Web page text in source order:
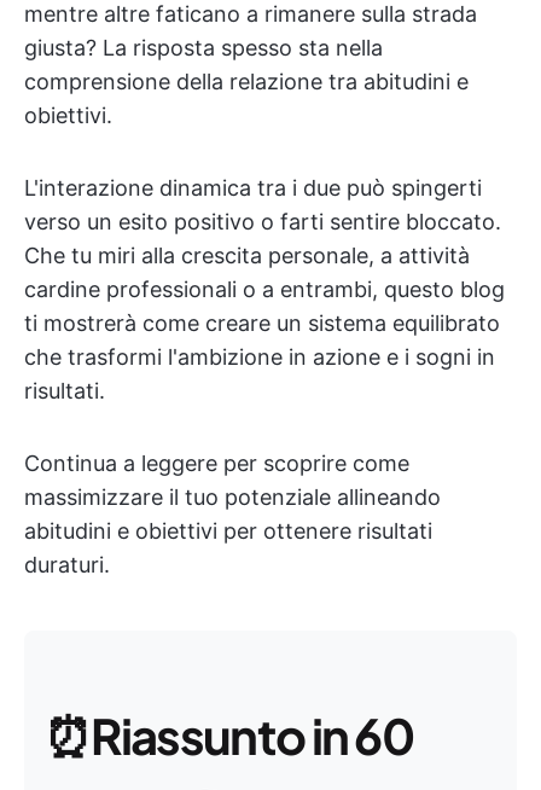
mentre altre faticano a rimanere sulla strada
giusta? La risposta spesso sta nella
comprensione della relazione tra abitudini e
obiettivi.
L'interazione dinamica tra i due può spingerti
verso un esito positivo o farti sentire bloccato.
Che tu miri alla crescita personale, a attività
cardine professionali o a entrambi, questo blog
ti mostrerà come creare un sistema equilibrato
che trasformi l'ambizione in azione e i sogni in
risultati.
Continua a leggere per scoprire come
massimizzare il tuo potenziale allineando
abitudini e obiettivi per ottenere risultati
duraturi.
⏰Riassunto in 60